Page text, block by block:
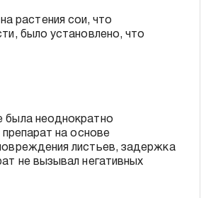
растения сои, что
было установлено, что
была неоднократно
на основе
листьев, задержка
не вызывал негативных